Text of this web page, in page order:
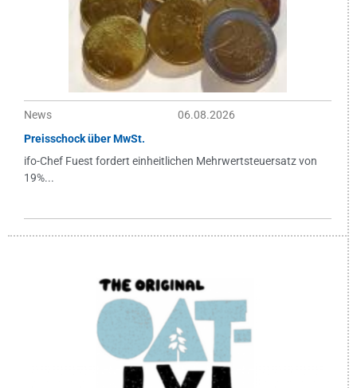
News
06.08.2026
Preisschock über MwSt.
ifo-Chef Fuest fordert einheitlichen Mehrwertsteuersatz von
19%...